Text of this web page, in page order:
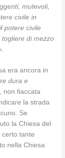
mutevoli,
civile in
potere civile
di mezzo
era ancora in
dura e
non fiaccata
la strada
Se
la Chiesa del
certo tante
nella Chiesa